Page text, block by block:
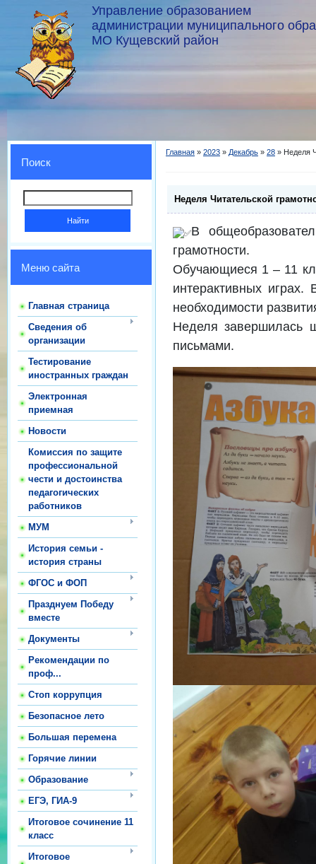
Управление образованием
администрации муниципального
МО Кущевский район
Поиск
Меню сайта
Главная страница
Сведения об
организации
Тестирование
иностранных граждан
Электронная
приемная
Новости
Комиссия по защите
профессиональной
чести и достоинства
педагогических
работников
МУМ
История семьи -
история страны
ФГОС и ФОП
Празднуем Победу
вместе
Документы
Рекомендации по
проф...
Стоп коррупция
Безопасное лето
Большая перемена
Горячие линии
Образование
ЕГЭ, ГИА-9
Итоговое сочинение 11
класс
Итоговое
Главная » 2023 » Декабрь » 28 » Неделя
Неделя Читательской
В
грамотности.
Обучающиеся 1 – 11
интерактивных играх.
необходимости
Неделя завершилась
письмами.